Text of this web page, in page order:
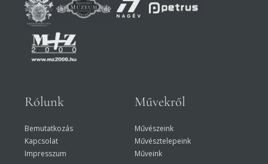
Rólunk
Bemutatkozás
Kapcsolat
Impresszum
Művekről
Művészeink
Művésztelepeink
Műveink